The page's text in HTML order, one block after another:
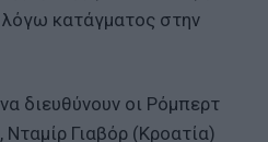
κατάγματος στην
διευθύνουν οι Ρόμπερτ
Γιαβόρ (Κροατία)